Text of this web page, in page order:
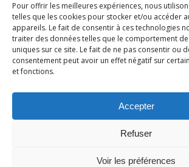
Pour offrir les meilleures expériences, nous
telles que les cookies pour stocker et/ou accéder
appareils. Le fait de consentir à ces technologies
traiter des données telles que le comportement
uniques sur ce site. Le fait de ne pas consentir ou
consentement peut avoir un effet négatif sur
et fonctions.
Accepter
Refuser
Voir les préférences
Mentions légales
Plan du site
Politique de cookies (UE)
© 2026 Verre Son Être
Fromentières Mayenne 53.